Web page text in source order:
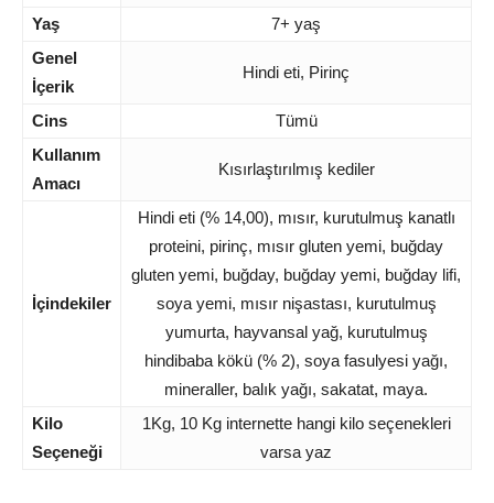
Yaş
7+ yaş
Genel
İçerik
Hindi eti, Pirinç
Cins
Tümü
Kullanım
Amacı
Kısırlaştırılmış kediler
İçindekiler
Hindi eti (% 14,00), mısır, kurutulmuş kanatlı
proteini, pirinç, mısır gluten yemi, buğday
gluten yemi, buğday, buğday yemi, buğday lifi,
soya yemi, mısır nişastası, kurutulmuş
yumurta, hayvansal yağ, kurutulmuş
hindibaba kökü (% 2), soya fasulyesi yağı,
mineraller, balık yağı, sakatat, maya.
Kilo
Seçeneği
1Kg, 10 Kg internette hangi kilo seçenekleri
varsa yaz